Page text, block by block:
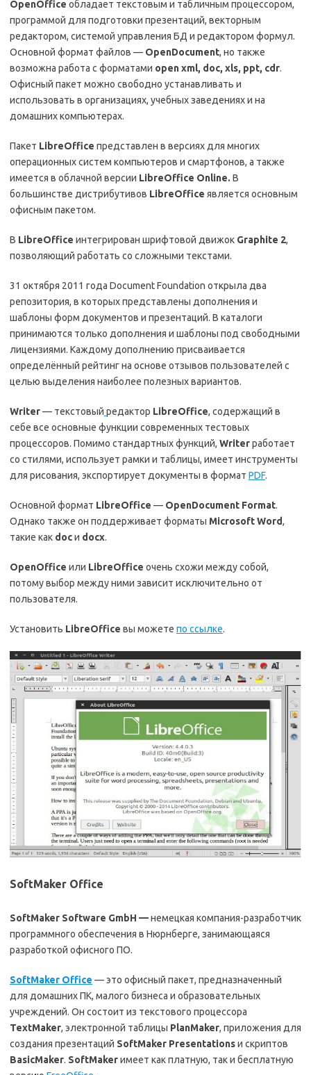
OpenOffice обладает текстовым и табличным процессором,
программой для подготовки презентаций, векторным
редактором, системой управления БД и редактором формул.
Основной формат файлов — OpenDocument, но также
возможна работа с форматами openxml, doc, xls, ppt, cdr.
Офисный пакет можно свободно устанавливать и
использовать в организациях, учебных заведениях и на
домашних компьютерах.
Пакет LibreOffice представлен в версиях для многих
операционных систем компьютеров и смартфонов, а также
имеется в облачной версии LibreOffice Online. В
большинстве дистрибутивов LibreOffice является основным
офисным пакетом.
В LibreOffice интегрирован шрифтовой движок Graphite 2,
позволяющий работать со сложными текстами.
31 октября 2011 года Document Foundation открыла два
репозитория, в которых представлены дополнения и
шаблоны форм документов и презентаций. В каталоги
принимаются только дополнения и шаблоны под свободными
лицензиями. Каждому дополнению присваивается
определённый рейтинг на основе отзывов пользователей с
целью выделения наиболее полезных вариантов.
Writer— текстовый редактор LibreOffice, содержащий в
себе все основные функции современных тестовых
процессоров. Помимо стандартных функций, Writerработает
со стилями, использует рамки и таблицы, имеет инструменты
для рисования, экспортирует документы в формат PDF.
Основной формат LibreOffice — OpenDocument Format.
Однако также он поддерживает форматы Microsoft Word,
такие как docи docx.
OpenOffice или LibreOffice очень схожи между собой,
потому выбор между ними зависит исключительно от
пользователя.
Установить LibreOffice вы можете по ссылке.
SoftMaker Office
SoftMaker Software GmbH —немецкая компания-разработчик
программного обеспечения в Нюрнберге, занимающаяся
разработкой офисного ПО.
SoftMaker Office — это офисный пакет, предназначенный
для домашних ПК, малого бизнеса и образовательных
учреждений. Он состоит из текстового процессора
TextMaker, электронной таблицы PlanMaker, приложения для
создания презентаций SoftMaker Presentationsи скриптов
BasicMaker. SoftMakerимеет как платную, так и бесплатную